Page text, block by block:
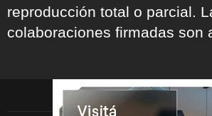
reproducción total o parcial.
colaboraciones firmadas son
ARCHIVOS